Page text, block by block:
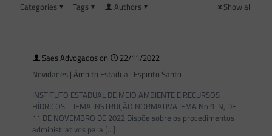
Categories Tags Authors Show all
Saes Advogadoson
22/11/2022
Novidades | Âmbito Estadual: Espirito Santo
INSTITUTO ESTADUAL DE MEIO AMBIENTE E RECURSOS
HÍDRICOS – IEMA INSTRUÇÃO NORMATIVA IEMA No 9-N, DE
11 DE NOVEMBRO DE 2022 Dispõe sobre os procedimentos
administrativos para […]